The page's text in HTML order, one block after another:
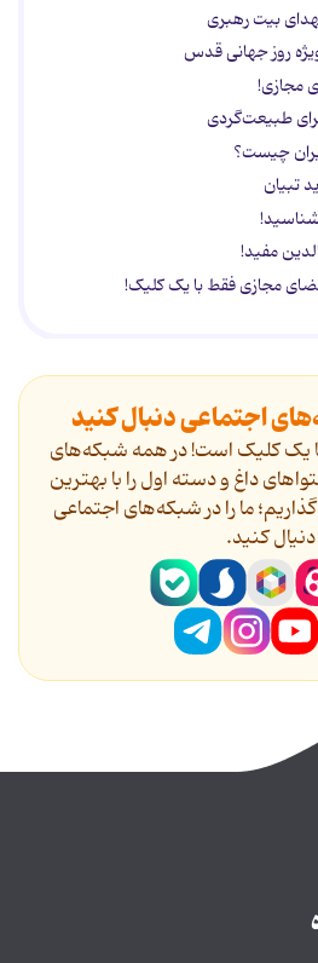
بیت رهبری
روز جهانی قدس
مجازی!
چیست؟
تبیان
مفید!
مجازی فقط با یک کلیک!
اجتماعی دنبال کنید
یک کلیک است! در همه شبکه‌های
داغ و دسته اول را با بهترین
ما را در شبکه‌های اجتماعی
دنیال کنید.